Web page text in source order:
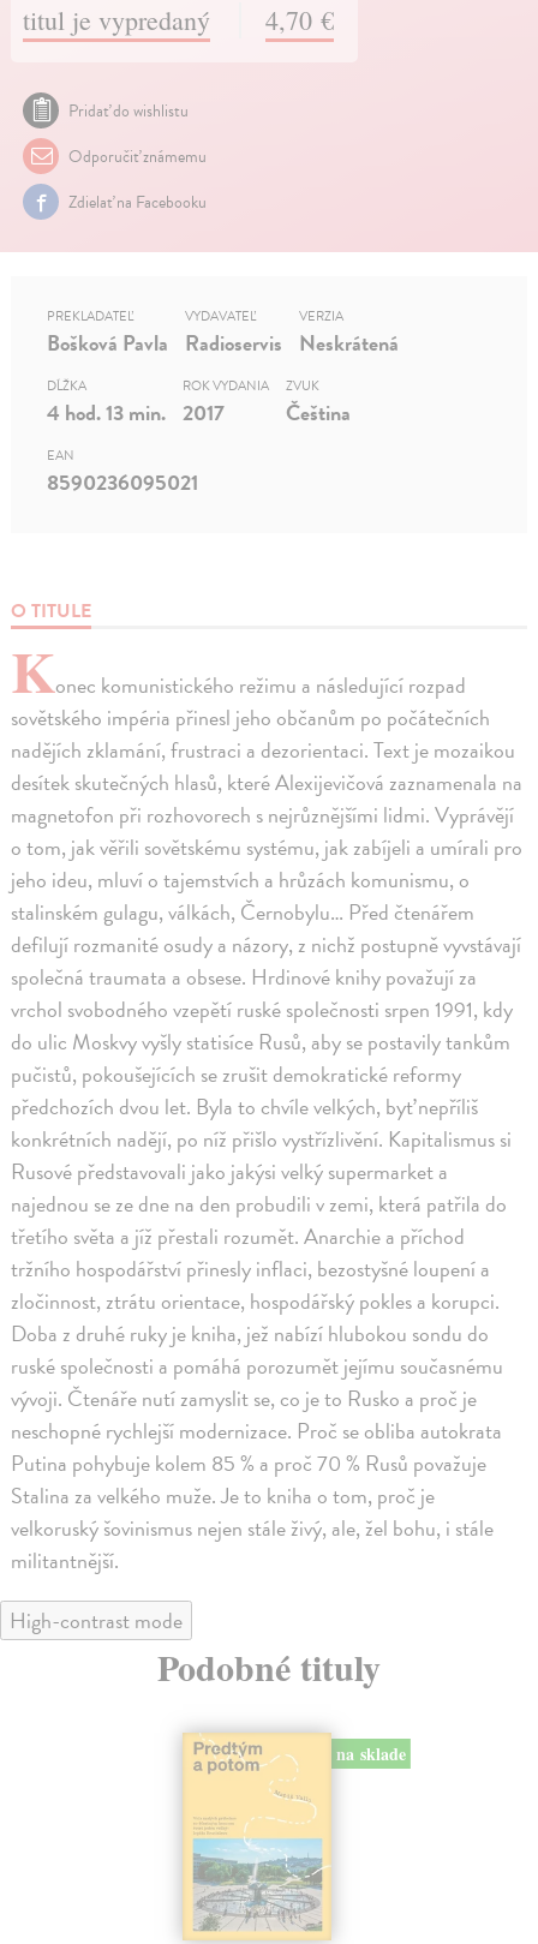
titul je vypredaný 4,70 €
Pridať do wishlistu
Odporučiť známemu
Zdielať na Facebooku
O TITULE
Konec komunistického režimu a následující rozpad
sovětského impéria přinesl jeho občanům po počátečních
nadějích zklamání, frustraci a dezorientaci. Text je mozaikou
desítek skutečných hlasů, které Alexijevičová zaznamenala na
magnetofon při rozhovorech s nejrůznějšími lidmi. Vyprávějí
o tom, jak věřili sovětskému systému, jak zabíjeli a umírali pro
jeho ideu, mluví o tajemstvích a hrůzách komunismu, o
stalinském gulagu, válkách, Černobylu… Před čtenářem
defilují rozmanité osudy a názory, z nichž postupně vyvstávají
společná traumata a obsese. Hrdinové knihy považují za
vrchol svobodného vzepětí ruské společnosti srpen 1991, kdy
do ulic Moskvy vyšly statisíce Rusů, aby se postavily tankům
pučistů, pokoušejících se zrušit demokratické reformy
předchozích dvou let. Byla to chvíle velkých, byť nepříliš
konkrétních nadějí, po níž přišlo vystřízlivění. Kapitalismus si
Rusové představovali jako jakýsi velký supermarket a
najednou se ze dne na den probudili v zemi, která patřila do
třetího světa a jíž přestali rozumět. Anarchie a příchod
tržního hospodářství přinesly inflaci, bezostyšné loupení a
zločinnost, ztrátu orientace, hospodářský pokles a korupci.
Doba z druhé ruky je kniha, jež nabízí hlubokou sondu do
ruské společnosti a pomáhá porozumět jejímu současnému
vývoji. Čtenáře nutí zamyslit se, co je to Rusko a proč je
neschopné rychlejší modernizace. Proč se obliba autokrata
Putina pohybuje kolem 85 % a proč 70 % Rusů považuje
Stalina za velkého muže. Je to kniha o tom, proč je
velkoruský šovinismus nejen stále živý, ale, žel bohu, i stále
militantnější.
PREKLADATEĽ
Bošková Pavla
VYDAVATEĽ
Radioservis
VERZIA
Neskrátená
DĹŽKA
4 hod. 13 min.
ROK VYDANIA
2017
ZVUK
Čeština
EAN
8590236095021
High-contrast mode
Podobné tituly
na sklade